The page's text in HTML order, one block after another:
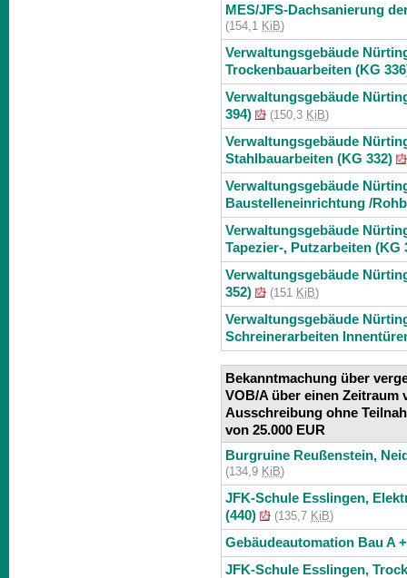
MES/JFS-Dachsanierung
(154,1 KiB)
Verwaltungsgebäude
Trockenbauarbeiten (KG
Verwaltungsgebäude
394)
(150,3 KiB)
Verwaltungsgebäude
Stahlbauarbeiten (KG 332)
Verwaltungsgebäude
Baustelleneinrichtung /
Verwaltungsgebäude
Tapezier-, Putzarbeiten (KG
Verwaltungsgebäude
352)
(151 KiB)
Verwaltungsgebäude
Schreinerarbeiten
Bekanntmachung über
VOB/A über einen Zeitraum
Ausschreibung ohne
von 25.000 EUR
Burgruine Reußenstein,
(134,9 KiB)
JFK-Schule Esslingen,
(440)
(135,7 KiB)
Gebäudeautomation Bau A
JFK-Schule Esslingen,